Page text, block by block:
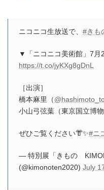
ニコニコ生放送で、 #きも
▼「ニコニコ美術館」7月
https://t.co/jyKXg8gDnL
［出演］
橋本麻里（
小山弓弦葉（東京国立博物
ぜひご覧ください👘✨#ニ
— 特別展「きもの
(@kimonoten2020) July